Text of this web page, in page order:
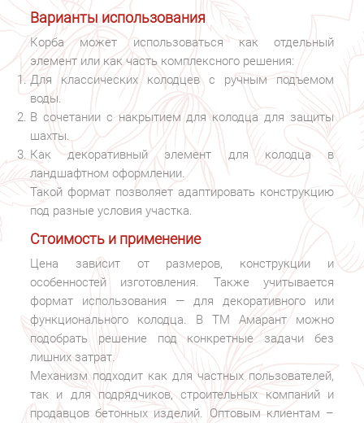
Варианты использования
Корба может использоваться как отдельный
элемент или как часть комплексного решения:
Для классических колодцев с ручным подъемом
воды.
В сочетании с накрытием для колодца для защиты
шахты.
Как декоративный элемент для колодца в
ландшафтном оформлении.
Такой формат позволяет адаптировать конструкцию
под разные условия участка.
Стоимость и применение
Цена зависит от размеров, конструкции и
особенностей изготовления. Также учитывается
формат использования — для декоративного или
функционального колодца. В ТМ Амарант можно
подобрать решение под конкретные задачи без
лишних затрат.
Механизм подходит как для частных пользователей,
так и для подрядчиков, строительных компаний и
продавцов бетонных изделий. Оптовым клиентам –